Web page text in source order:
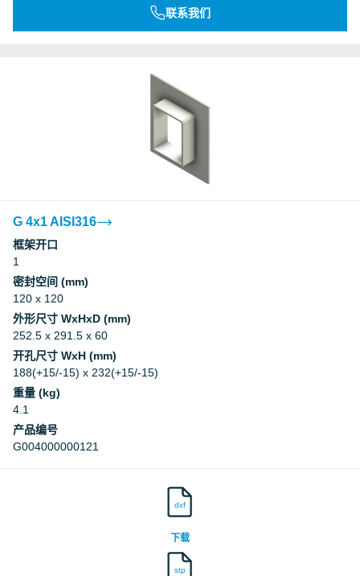
联系我们
G 4x1 AISI316
框架开口
1
密封空间 (mm)
120 x 120
外形尺寸 WxHxD (mm)
252.5 x 291.5 x 60
开孔尺寸 WxH (mm)
188(+15/-15) x 232(+15/-15)
重量 (kg)
4.1
产品编号
G004000000121
dxf
下载
stp